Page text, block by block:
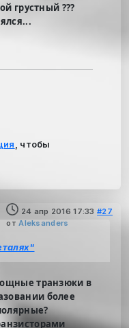
грустный ???
, чтобы
24 апр 2016 17:33 #27
отAleksanders
транзюки в
более